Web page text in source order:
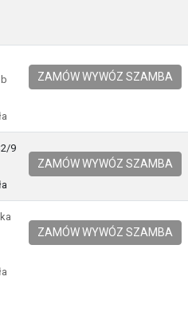
ZAMÓW WYWÓZ SZAMBA
9
ZAMÓW WYWÓZ SZAMBA
ZAMÓW WYWÓZ SZAMBA